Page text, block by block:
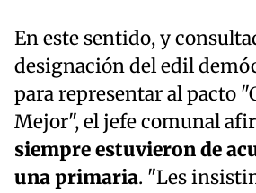
En este sentido, y
designación del edil
para representar al pacto
Mejor", el jefe comunal
siempre estuvieron de
una primaria. "Les